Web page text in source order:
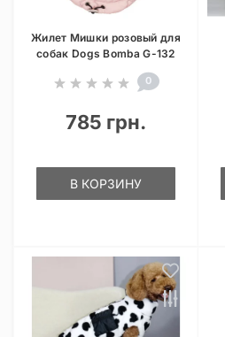
Жилет Мишки розовый для
собак Dogs Bomba G-132
0
785 грн.
В КОРЗИНУ